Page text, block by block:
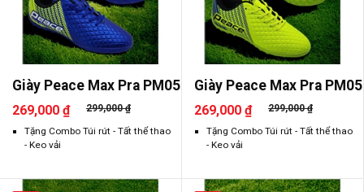
Giày Peace Max Pra PM05
269,000 ₫ 299,000 ₫
Tặng Combo Túi rút - Tất thể thao
- Keo vải
Giày Peace Max Pra PM05
269,000 ₫ 299,000 ₫
Tặng Combo Túi rút - Tất thể thao
- Keo vải